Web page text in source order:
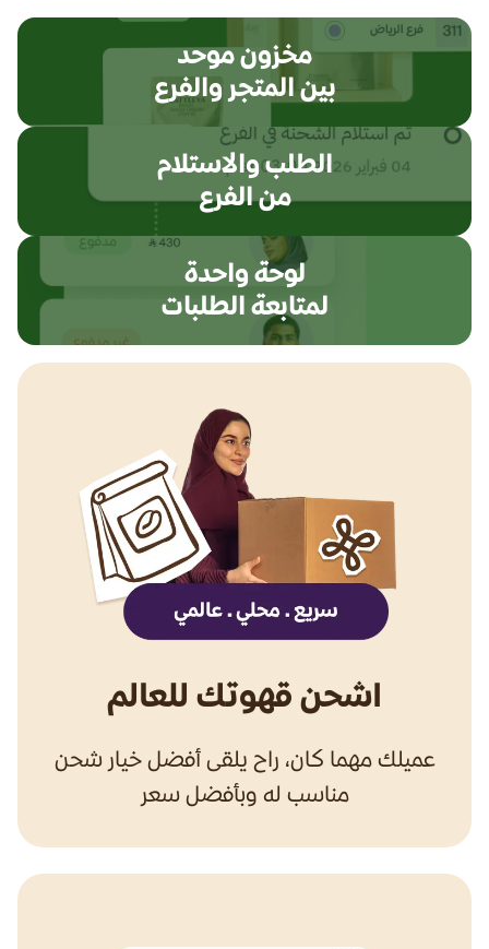
مخزون موحد
بين المتجر والفرع
الطلب والاستلام
من الفرع
لوحة واحدة
لمتابعة الطلبات
اشحن قهوتك للعالم
عميلك مهما كان، راح يلقى أفضل خيار شحن
مناسب له وبأفضل سعر